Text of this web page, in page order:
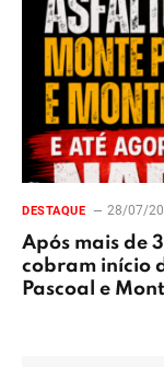
DESTAQUE 28/07/
Após mais de
cobram início
Pascoal e